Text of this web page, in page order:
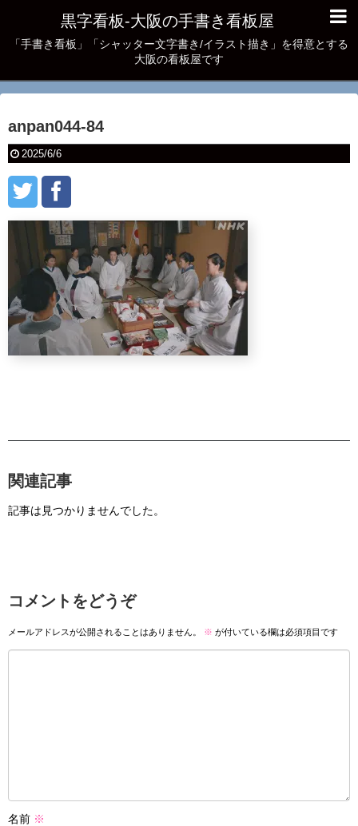
黒字看板‐大阪の手書き看板屋
「手書き看板」「シャッター文字書き/イラスト描き」を得意とする
大阪の看板屋です
anpan044-84
2025/6/6
関連記事
記事は見つかりませんでした。
コメントをどうぞ
メールアドレスが公開されることはありません。 ※ が付いている欄は必須項目です
名前 ※